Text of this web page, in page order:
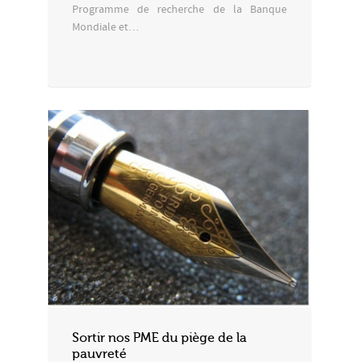
Programme de recherche de la Banque
Mondiale et…
Sortir nos PME du piège de la
pauvreté